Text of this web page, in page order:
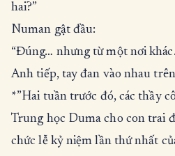
hai?”
Numan gật đầu:
“Đúng… nhưng từ một nơi
Anh tiếp, tay đan vào nhau
*”Hai tuần trước đó, các thầy
Trung học Duma cho con trai
chức lễ kỷ niệm lần thứ nhất